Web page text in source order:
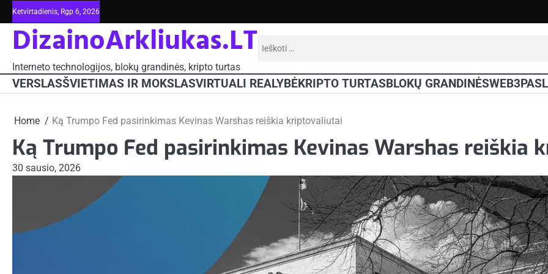
Skip
to
content
Ketvirtadienis, Rgp 6, 2026
DizainoArkliukas.LT
Interneto technologijos, blokų grandinės, kripto turtas
Ieškoti:
VERSLASŠVIETIMAS IR MOKSLASVIRTUALI REALYBĖKRIPTO TURTASBLOKŲ GRANDINĖSWEB3
Home Ką Trumpo Fed pasirinkimas Kevinas Warshas reiškia kriptovaliutai
Ką Trumpo Fed pasirinkimas Kevinas Warshas reiškia
30 sausio, 2026